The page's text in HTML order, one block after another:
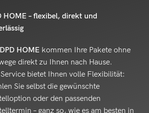
HOME – flexibel, direkt und
DPD HOME kommen Ihre Pakete ohne
direkt zu Ihnen nach Hause.
bietet Ihnen volle Flexibilität:
Sie selbst die gewünschte
oder den passenden
– ganz so, wie es am besten in